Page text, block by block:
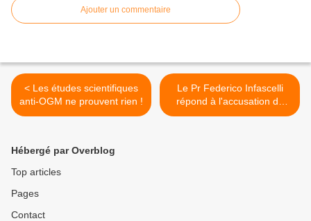
Ajouter un commentaire
< Les études scientifiques
anti-OGM ne prouvent rien !
Le Pr Federico Infascelli
répond à l'accusation de
fraude >
Hébergé par Overblog
Top articles
Pages
Contact